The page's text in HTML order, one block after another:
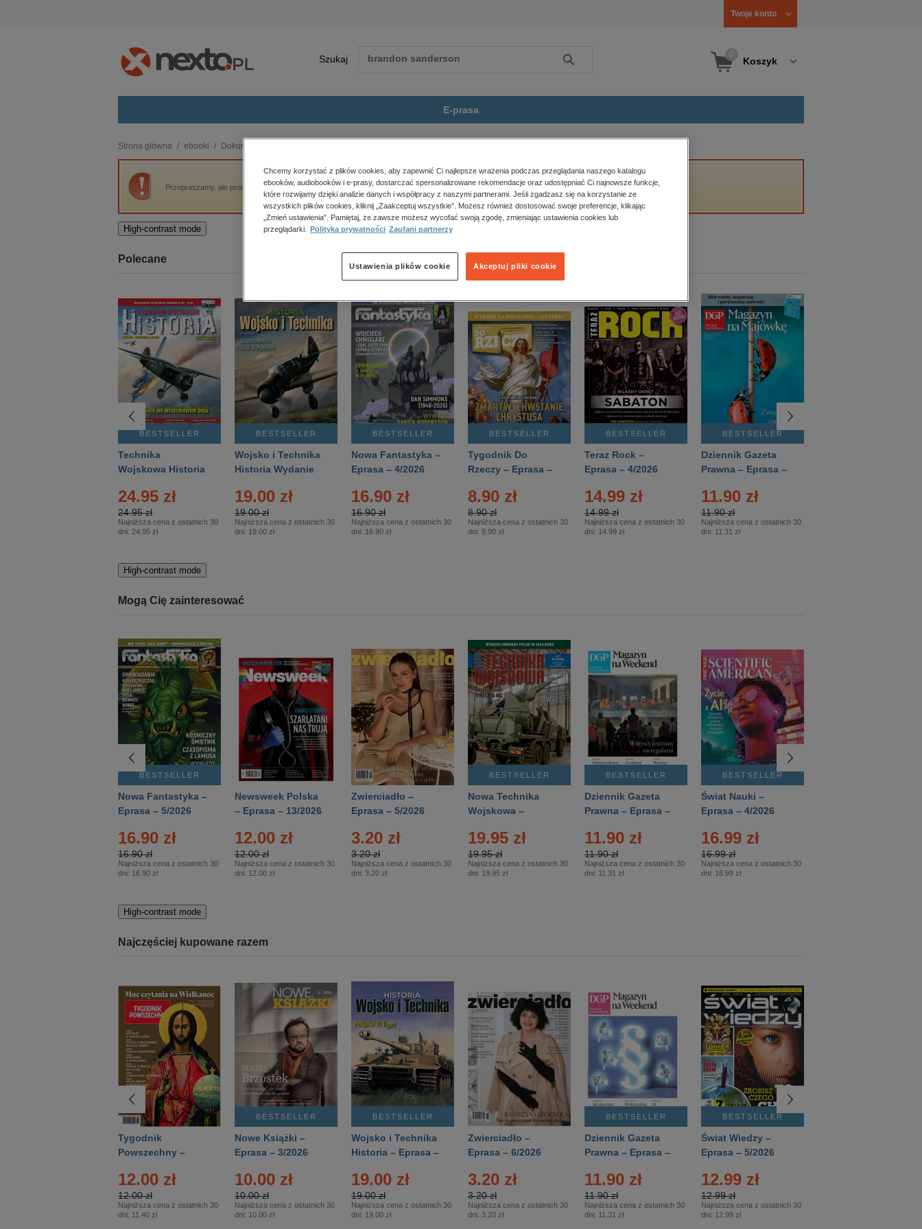
Twoje konto
Szukaj Szukaj Koszyk
E-prasa
budownictwo, aranżacja wnętrz
biznesowe, branżowe, gospodarka
darmowe wydania
edukacja
kobiece, lifestyle, kultura
polityka, społeczno-informacyjne
psychologiczne
inne
popularno-naukowe
historia
zdrowie
religie
Strona główna ebooki Dokument, literatura faktu, reportaże, biografie
Przepraszamy, ale produkt „Kłopoty z Eureką” nie jest dostępny.
High-contrast mode
Polecane
BESTSELLER
Technika
Wojskowa Historia
24.95 zł
24.95 zł
Najniższa cena z ostatnich 30
dni: 24.95 zł
BESTSELLER
Wojsko i Technika
Historia Wydanie
– 2/2026
19.00 zł
19.00 zł
Najniższa cena z ostatnich 30
dni: 19.00 zł
BESTSELLER
Nowa Fantastyka –
Eprasa – 4/2026
16.90 zł
16.90 zł
Najniższa cena z ostatnich 30
dni: 16.90 zł
BESTSELLER
Tygodnik Do
Rzeczy – Eprasa –
8.90 zł
8.90 zł
Najniższa cena z ostatnich 30
dni: 8.90 zł
BESTSELLER
Teraz Rock –
Eprasa – 4/2026
14.99 zł
14.99 zł
Najniższa cena z ostatnich 30
dni: 14.99 zł
BESTSELLER
Dziennik Gazeta
Prawna – Eprasa –
11.90 zł
11.90 zł
Najniższa cena z ostatnich 30
dni: 11.31 zł
High-contrast mode
Mogą Cię zainteresować
BESTSELLER
Nowa Fantastyka –
Eprasa – 5/2026
16.90 zł
16.90 zł
Najniższa cena z ostatnich 30
dni: 16.90 zł
Newsweek Polska
– Eprasa – 13/2026
12.00 zł
12.00 zł
Najniższa cena z ostatnich 30
dni: 12.00 zł
Zwierciadło –
Eprasa – 5/2026
3.20 zł
3.20 zł
Najniższa cena z ostatnich 30
dni: 3.20 zł
BESTSELLER
Nowa Technika
Wojskowa –
19.95 zł
19.95 zł
Najniższa cena z ostatnich 30
dni: 19.95 zł
BESTSELLER
Dziennik Gazeta
Prawna – Eprasa –
11.90 zł
11.90 zł
Najniższa cena z ostatnich 30
dni: 11.31 zł
BESTSELLER
Świat Nauki –
Eprasa – 4/2026
16.99 zł
16.99 zł
Najniższa cena z ostatnich 30
dni: 16.99 zł
High-contrast mode
Najczęściej kupowane razem
Tygodnik
Powszechny –
12.00 zł
12.00 zł
Najniższa cena z ostatnich 30
dni: 11.40 zł
BESTSELLER
Nowe Książki –
Eprasa – 3/2026
10.00 zł
10.00 zł
Najniższa cena z ostatnich 30
dni: 10.00 zł
BESTSELLER
Wojsko i Technika
Historia – Eprasa –
19.00 zł
19.00 zł
Najniższa cena z ostatnich 30
dni: 19.00 zł
Zwierciadło –
Eprasa – 6/2026
3.20 zł
3.20 zł
Najniższa cena z ostatnich 30
dni: 3.20 zł
BESTSELLER
Dziennik Gazeta
Prawna – Eprasa –
11.90 zł
11.90 zł
Najniższa cena z ostatnich 30
dni: 11.31 zł
BESTSELLER
Świat Wiedzy –
Eprasa – 5/2026
12.99 zł
12.99 zł
Najniższa cena z ostatnich 30
dni: 12.99 zł
Chcemy korzystać z plików cookies, aby zapewnić Ci najlepsze wrażenia podczas przeglądania naszego katalogu
ebooków, audiobooków i e-prasy, dostarczać spersonalizowane rekomendacje oraz udostępniać Ci najnowsze funkcje,
które rozwijamy dzięki analizie danych i współpracy z naszymi partnerami. Jeśli zgadzasz się na korzystanie ze
wszystkich plików cookies, kliknij „Zaakceptuj wszystkie”. Możesz również dostosować swoje preferencje, klikając
„Zmień ustawienia”. Pamiętaj, że zawsze możesz wycofać swoją zgodę, zmieniając ustawienia cookies lub
przeglądarki.
Polityka prywatności Zaufani partnerzy
Akceptuj pliki cookie
Ustawienia plików cookie